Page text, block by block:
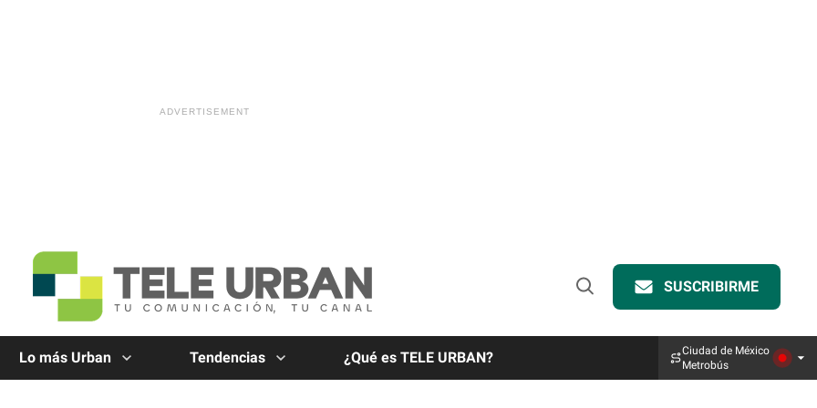
Open
SUSCRIBIRME
Lo más Urban Tendencias ¿Qué es TELE URBAN?
Ciudad de México
Metrobús